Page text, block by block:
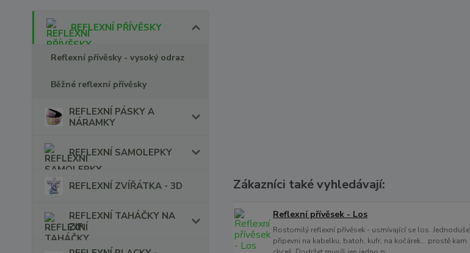
REFLEXNÍ PŘÍVĚSKY
Reflexní přívěsky - vysoký odraz
Běžné reflexní přívěsky
REFLEXNÍ PÁSKY A
NÁRAMKY
REFLEXNÍ SAMOLEPKY
REFLEXNÍ ZVÍŘÁTKA - 3D
REFLEXNÍ TAHÁČKY NA
ZIP
Zákazníci také vyhledávají:
Reflexní přívěsek - Los
Rostomilý reflexní přívěsek - usmívající se los. Jednoduše
připevni na kabelku, batoh, kufr, na kočárek... prostě kam